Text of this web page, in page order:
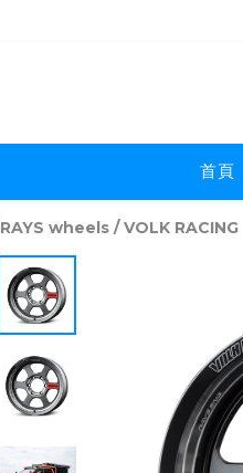
首頁
RAYS wheels /VOLK RACING